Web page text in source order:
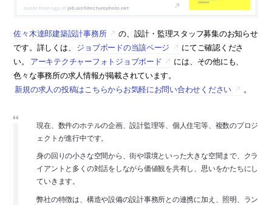
job.architecturephoto.net
佐々木達郎建築設計事務所
の、設計・監理スタッフ募集のお知らせ
です。詳しくは、
ジョブボードの当該ページ
にてご確認くださ
い。
アーキテクチャーフォトジョブボード
には、その他にも、
色々な事務所の求人情報が掲載されています。
新規の求人の投稿はこちらからお気軽にお問い合わせください
。
現在、数件のホテルの企画、設計監理等、個人住宅等、複数のプロジ
ェクトが進行中です。
身の回りの小さな空間から、街や環境といった大きな空間まで、クラ
イアントと多くの対話をしながら価値観を共有し、思いをかたちにし
ていきます。
弊社の特徴は、構造や設備の設計事務所との連携に加え、照明、ラン